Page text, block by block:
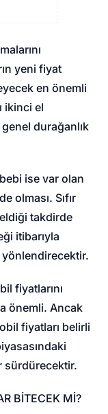
yeni fiyat
en önemli
ikinci el
durağanlık
ise var olan
olması. Sıfır
takdirde
itibarıyla
yönlendirecektir.
fiyatlarını
önemli. Ancak
fiyatları belirli
sürdürecektir.
BİTECEK Mİ?